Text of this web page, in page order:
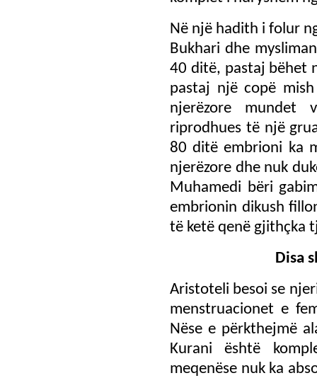
Në një hadith i folur
Bukhari dhe
40 ditë, pastaj bëhet
pastaj një copë
njerëzore mundet
riprodhues të një
80 ditë embrioni ka
njerëzore dhe nuk
Muhamedi bëri
embrionin dikush
të ketë qenë gjithçka
Disa
Aristoteli besoi se
menstruacionet e
Nëse e përkthejmë
Kurani është
meqenëse nuk ka